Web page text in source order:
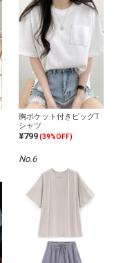
胸ポケット付きビッグT
シャツ
¥799 (39%OFF)
No.6